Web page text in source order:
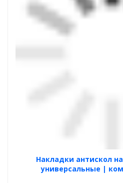
Накладки антискол
универсальные |